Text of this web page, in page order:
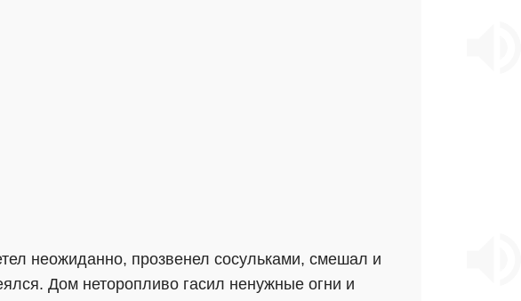
неожиданно, прозвенел сосульками, смешал и
Дом неторопливо гасил ненужные огни и